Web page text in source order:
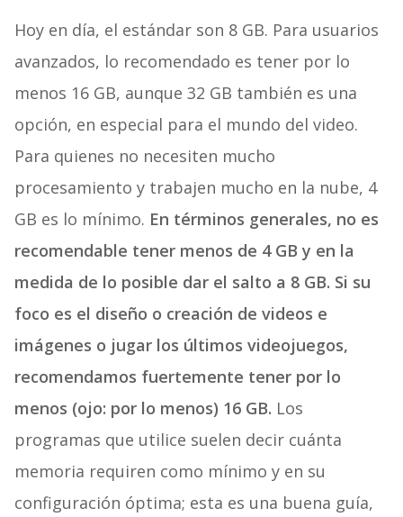
Hoy en día, el estándar son 8 GB. Para usuarios
avanzados, lo recomendado es tener por lo
menos 16 GB, aunque 32 GB también es una
opción, en especial para el mundo del video.
Para quienes no necesiten mucho
procesamiento y trabajen mucho en la nube, 4
GB es lo mínimo. En términos generales, no es
recomendable tener menos de 4 GB y en la
medida de lo posible dar el salto a 8 GB. Si su
foco es el diseño o creación de videos e
imágenes o jugar los últimos videojuegos,
recomendamos fuertemente tener por lo
menos (ojo: por lo menos) 16 GB. Los
programas que utilice suelen decir cuánta
memoria requiren como mínimo y en su
configuración óptima; esta es una buena guía,